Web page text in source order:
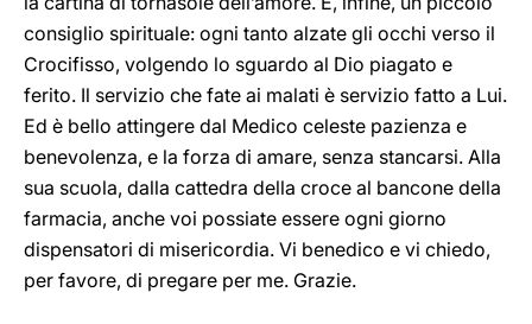
consiglio spirituale: ogni tanto alzate gli occhi verso il
Crocifisso, volgendo lo sguardo al Dio piagato e
ferito. Il servizio che fate ai malati è servizio fatto a Lui.
Ed è bello attingere dal Medico celeste pazienza e
benevolenza, e la forza di amare, senza stancarsi. Alla
sua scuola, dalla cattedra della croce al bancone della
farmacia, anche voi possiate essere ogni giorno
dispensatori di misericordia. Vi benedico e vi chiedo,
per favore, di pregare per me. Grazie.